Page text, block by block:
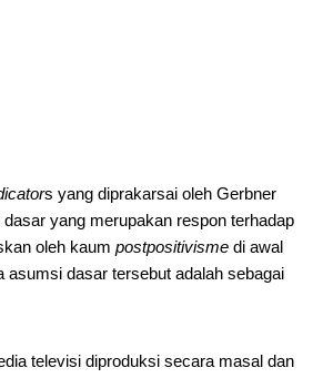
s yang diprakarsai oleh Gerbner
yang merupakan respon terhadap
oleh kaum postpositivisme di awal
asumsi dasar tersebut adalah sebagai
televisi diproduksi secara masal dan